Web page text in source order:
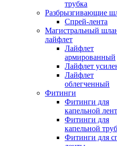
трубка
Разбрызгивающие
Спрей-лента
Магистральный
лайфлет
Лайфлет
армированный
Лайфлет
Лайфлет
облегченный
Фитинги
Фитинги для
капельной
Фитинги для
капельной
Фитинги для